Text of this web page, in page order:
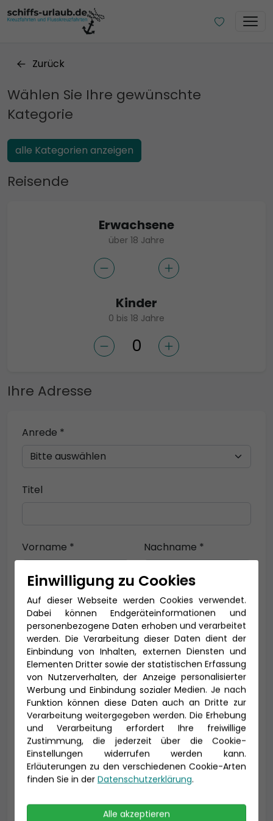
Zurück
Wählen Sie Ihre gewünschte
Kategorie
alle Kategorien anzeigen
Reisende
Erwachsene
über 18 Jahre
Kinder
0 bis 18 Jahre
Ihre Adresse
Anrede *
Titel
Vorname * Nachname *
E-Mail *
Telefon *
Geburtsdatum
Einwilligung zu Cookies
Auf dieser Webseite werden Cookies verwendet.
Dabei können Endgeräteinformationen und
personenbezogene Daten erhoben und verarbeitet
werden. Die Verarbeitung dieser Daten dient der
Einbindung von Inhalten, externen Diensten und
Elementen Dritter sowie der statistischen Erfassung
von Nutzerverhalten, der Anzeige personalisierter
Werbung und Einbindung sozialer Medien. Je nach
Funktion können diese Daten auch an Dritte zur
Verarbeitung weitergegeben werden. Die Erhebung
und Verarbeitung erfordert Ihre freiwillige
Zustimmung, die jederzeit über die Cookie-
Einstellungen widerrufen werden kann.
Erläuterungen zu den verschiedenen Cookie-Arten
finden Sie in der Datenschutzerklärung.
Alle akzeptieren